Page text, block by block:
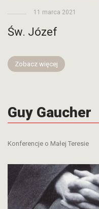
11 marca 2021
Św. Józef
Zobacz więcej
Guy Gaucher
Konferencje o Małej Teresie